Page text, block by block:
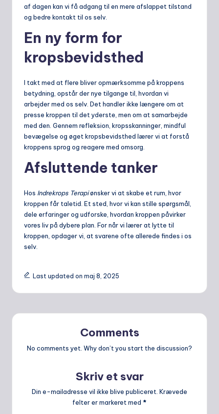
af dagen kan vi få adgang til en mere afslappet tilstand
og bedre kontakt til os selv.
En ny form for
kropsbevidsthed
I takt med at flere bliver opmærksomme på kroppens
betydning, opstår der nye tilgange til, hvordan vi
arbejder med os selv. Det handler ikke længere om at
presse kroppen til det yderste, men om at samarbejde
med den. Gennem refleksion, kropsskanninger, mindful
bevægelse og øget kropsbevidsthed lærer vi at forstå
kroppens sprog og reagere med omsorg.
Afsluttende tanker
Hos Indrekrops Terapiønsker vi at skabe et rum, hvor
kroppen får taletid. Et sted, hvor vi kan stille spørgsmål,
dele erfaringer og udforske, hvordan kroppen påvirker
vores liv på dybere plan. For når vi lærer at lytte til
kroppen, opdager vi, at svarene ofte allerede findes i os
selv.
Last updated on maj 8, 2025
Comments
No comments yet. Why don’t you start the discussion?
Skriv et svar
Din e-mailadresse vil ikke blive publiceret. Krævede
felter er markeret med *